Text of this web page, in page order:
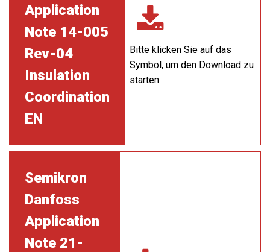
Application
Note 14-005
Rev-04
Insulation
Coordination
EN
Bitte klicken Sie auf das
Symbol, um den Download zu
starten
Semikron
Danfoss
Application
Note 21-